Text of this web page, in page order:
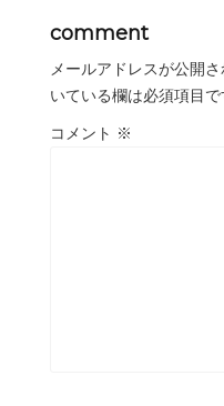
comment
メールアドレスが公開さ
いている欄は必須項目で
コメント ※